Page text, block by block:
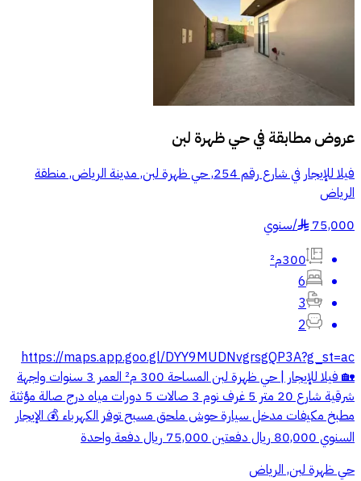
عروض مطابقة فيحي ظهرة لبن
فيلا للإيجار في شارع رقم 254, حي ظهرة لبن, مدينة الرياض, منطقة
الرياض
75,000
§
/سنوي
300م²
6
3
2
https://maps.app.goo.gl/DYY9MUDNvgrsgQP3A?g_st=ac
🏡 فيلا للإيجار | حي ظهرة لبن المساحة 300 م² العمر 3 سنوات واجهة
شرقية شارع 20 متر 5 غرف نوم 3 صالات 5 دورات مياه درج صالة مؤثثة
مطبخ مكيفات مدخل سيارة حوش ملحق مسبح توفر الكهرباء 💰 الإيجار
السنوي 80,000 ريال دفعتين 75,000 ريال دفعة واحدة
حي ظهرة لبن, الرياض